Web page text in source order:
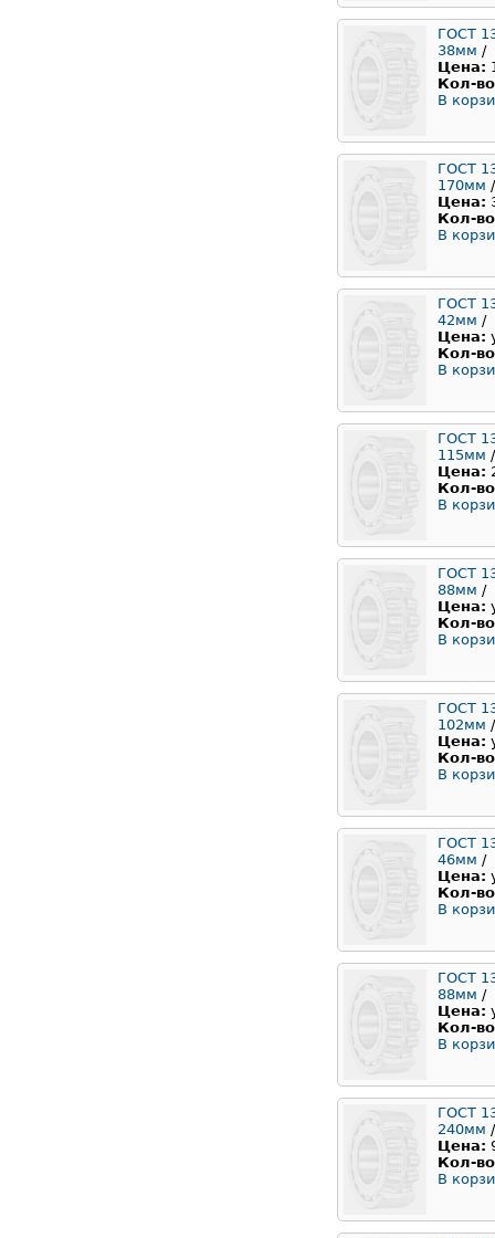
ГОСТ
38мм /
Цена:
Кол-
В
ГОСТ
170мм /
Цена:
Кол-
В
ГОСТ
42мм /
Цена:
Кол-
В
ГОСТ
115мм /
Цена:
Кол-
В
ГОСТ
88мм /
Цена:
Кол-
В
ГОСТ
102мм /
Цена:
Кол-
В
ГОСТ
46мм /
Цена:
Кол-
В
ГОСТ
88мм /
Цена:
Кол-
В
ГОСТ
240мм /
Цена:
Кол-
В